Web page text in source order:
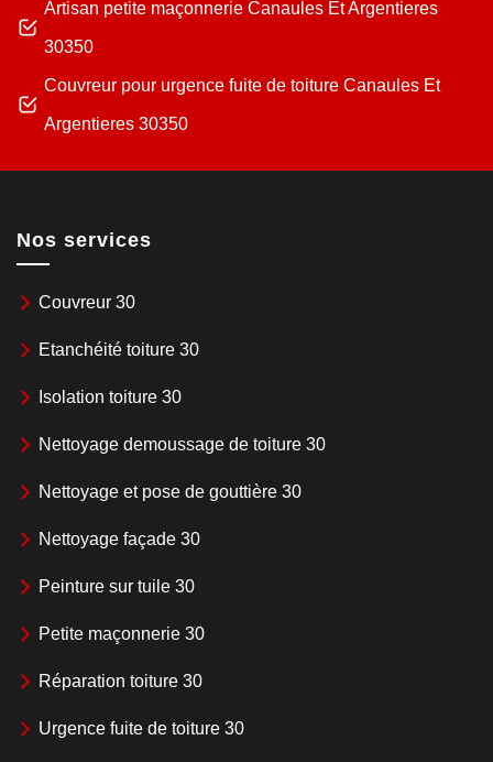
Artisan petite maçonnerie Canaules Et Argentieres
30350
Couvreur pour urgence fuite de toiture Canaules Et
Argentieres 30350
Nos services
Couvreur 30
Etanchéité toiture 30
Isolation toiture 30
Nettoyage demoussage de toiture 30
Nettoyage et pose de gouttière 30
Nettoyage façade 30
Peinture sur tuile 30
Petite maçonnerie 30
Réparation toiture 30
Urgence fuite de toiture 30